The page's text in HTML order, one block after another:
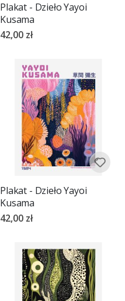
Plakat - Dzieło Yayoi
Kusama
42,00 zł
Plakat - Dzieło Yayoi
Kusama
42,00 zł